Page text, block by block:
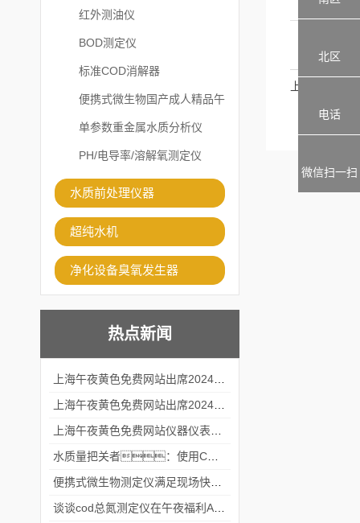
红外测油仪
BOD测定仪
标准COD消解器
便携式微生物国产成人精品午
夜福利APP
单参数重金属水质分析仪
PH/电导率/溶解氧测定仪
水质前处理仪器
超纯水机
净化设备臭氧发生器
热点新闻
上一篇
北区
电话
微信扫一扫